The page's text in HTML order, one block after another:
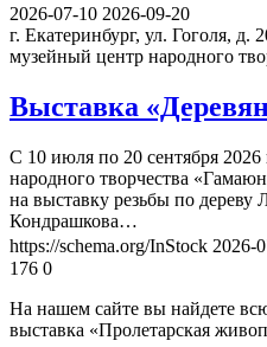
2026-07-10 2026-09-20
г. Екатеринбург, ул. Гоголя, д.
музейный центр народного
Выставка
С 10 июля по 20 сентября
народного творчества
на выставку резьбы по дереву
Кондрашкова…
https://schema.org/InStock 2026-
176 0
На нашем сайте вы найдете
выставка «Пролетарская